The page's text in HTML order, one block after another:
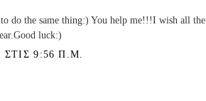
do the same thing:) You help me!!!I wish all the
luck:)
ΣΤΙΣ 9:56 Π.Μ.